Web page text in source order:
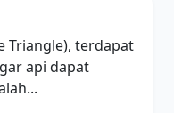
Triangle), terdapat
api dapat